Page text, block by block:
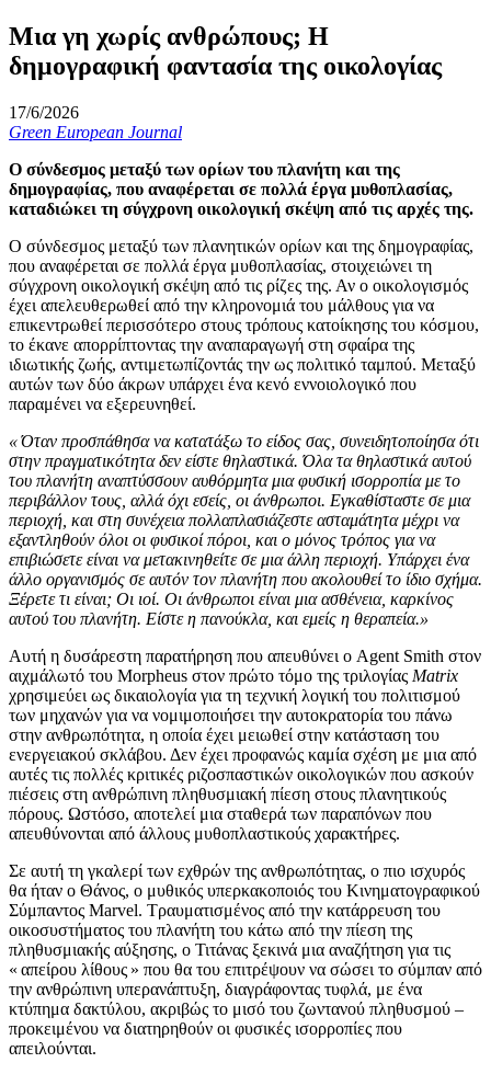
Μια γη χωρίς ανθρώπους; Η
δημογραφική φαντασία της οικολογίας
17/6/2026
Green European Journal
Ο σύνδεσμος μεταξύ των ορίων του πλανήτη και της
δημογραφίας, που αναφέρεται σε πολλά έργα μυθοπλασίας,
καταδιώκει τη σύγχρονη οικολογική σκέψη από τις αρχές της.
Ο σύνδεσμος μεταξύ των πλανητικών ορίων και της δημογραφίας,
που αναφέρεται σε πολλά έργα μυθοπλασίας, στοιχειώνει τη
σύγχρονη οικολογική σκέψη από τις ρίζες της. Αν ο οικολογισμός
έχει απελευθερωθεί από την κληρονομιά του μάλθους για να
επικεντρωθεί περισσότερο στους τρόπους κατοίκησης του κόσμου,
το έκανε απορρίπτοντας την αναπαραγωγή στη σφαίρα της
ιδιωτικής ζωής, αντιμετωπίζοντάς την ως πολιτικό ταμπού. Μεταξύ
αυτών των δύο άκρων υπάρχει ένα κενό εννοιολογικό που
παραμένει να εξερευνηθεί.
« Όταν προσπάθησα να κατατάξω το είδος σας, συνειδητοποίησα ότι
στην πραγματικότητα δεν είστε θηλαστικά. Όλα τα θηλαστικά αυτού
του πλανήτη αναπτύσσουν αυθόρμητα μια φυσική ισορροπία με το
περιβάλλον τους, αλλά όχι εσείς, οι άνθρωποι. Εγκαθίσταστε σε μια
περιοχή, και στη συνέχεια πολλαπλασιάζεστε ασταμάτητα μέχρι να
εξαντληθούν όλοι οι φυσικοί πόροι, και ο μόνος τρόπος για να
επιβιώσετε είναι να μετακινηθείτε σε μια άλλη περιοχή. Υπάρχει ένα
άλλο οργανισμός σε αυτόν τον πλανήτη που ακολουθεί το ίδιο σχήμα.
Ξέρετε τι είναι; Οι ιοί. Οι άνθρωποι είναι μια ασθένεια, καρκίνος
αυτού του πλανήτη. Είστε η πανούκλα, και εμείς η θεραπεία.»
Αυτή η δυσάρεστη παρατήρηση που απευθύνει ο Agent Smith στον
αιχμάλωτό του Morpheus στον πρώτο τόμο της τριλογίας Matrix
χρησιμεύει ως δικαιολογία για τη τεχνική λογική του πολιτισμού
των μηχανών για να νομιμοποιήσει την αυτοκρατορία του πάνω
στην ανθρωπότητα, η οποία έχει μειωθεί στην κατάσταση του
ενεργειακού σκλάβου. Δεν έχει προφανώς καμία σχέση με μια από
αυτές τις πολλές κριτικές ριζοσπαστικών οικολογικών που ασκούν
πιέσεις στη ανθρώπινη πληθυσμιακή πίεση στους πλανητικούς
πόρους. Ωστόσο, αποτελεί μια σταθερά των παραπόνων που
απευθύνονται από άλλους μυθοπλαστικούς χαρακτήρες.
Σε αυτή τη γκαλερί των εχθρών της ανθρωπότητας, ο πιο ισχυρός
θα ήταν ο Θάνος, ο μυθικός υπερκακοποιός του Κινηματογραφικού
Σύμπαντος Marvel. Τραυματισμένος από την κατάρρευση του
οικοσυστήματος του πλανήτη του κάτω από την πίεση της
πληθυσμιακής αύξησης, ο Τιτάνας ξεκινά μια αναζήτηση για τις
« απείρου λίθους » που θα του επιτρέψουν να σώσει το σύμπαν από
την ανθρώπινη υπερανάπτυξη, διαγράφοντας τυφλά, με ένα
κτύπημα δακτύλου, ακριβώς το μισό του ζωντανού πληθυσμού –
προκειμένου να διατηρηθούν οι φυσικές ισορροπίες που
απειλούνται.